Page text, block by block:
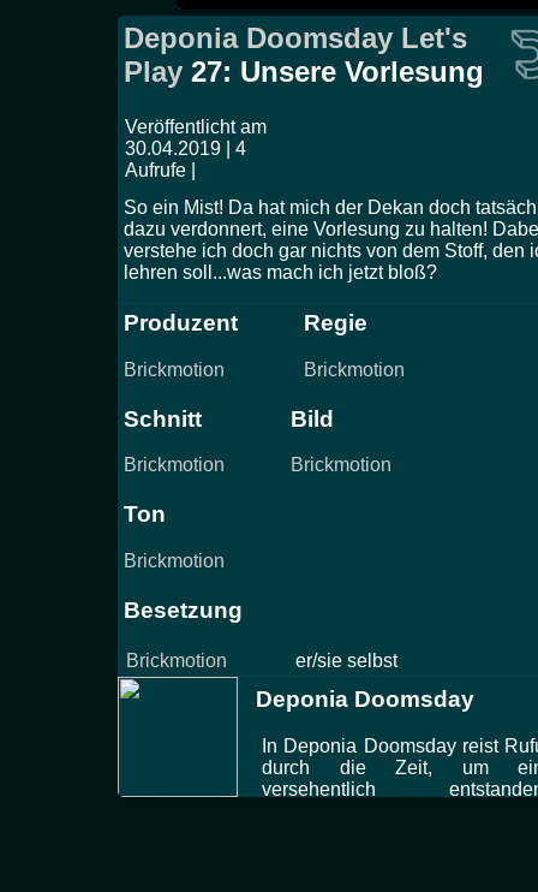
Deponia Doomsday Let's
Play 27: Unsere Vorlesung
Veröffentlicht am
30.04.2019 | 4
Aufrufe |
So ein Mist! Da hat mich der Dekan doch
dazu verdonnert, eine Vorlesung zu halten!
verstehe ich doch gar nichts von dem Stoff, den
lehren soll...was mach ich jetzt bloß?
Produzent
Brickmotion
Regie
Brickmotion
Schnitt
Brickmotion
Bild
Brickmotion
Ton
Brickmotion
Besetzung
Brickmotion er/sie selbst
Deponia Doomsday
In Deponia Doomsday reist
durch die Zeit, um
versehentlich